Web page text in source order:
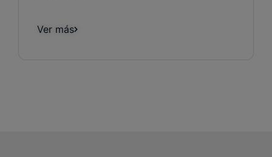
Ver más